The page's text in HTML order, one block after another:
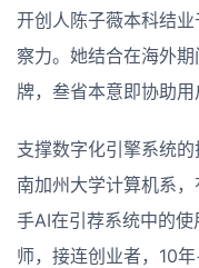
开创人陈子薇本科结
察力。她结合在海外
牌，叁省本意即协助
支撑数字化引擎系统
南加州大学计算机系
手AI在引荐系统中的
师，接连创业者，10